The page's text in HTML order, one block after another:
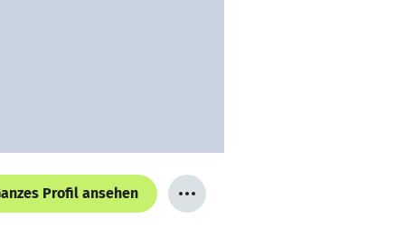
Profil ansehen